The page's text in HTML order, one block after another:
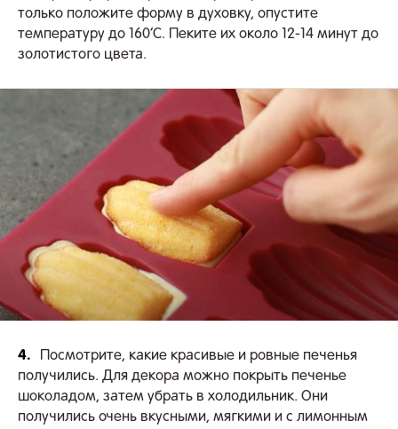
только положите форму в духовку, опустите
температуру до 160’С. Пеките их около 12-14 минут до
золотистого цвета.
4.
Посмотрите, какие красивые и ровные печенья
получились. Для декора можно покрыть печенье
шоколадом, затем убрать в холодильник. Они
получились очень вкусными, мягкими и с лимонным